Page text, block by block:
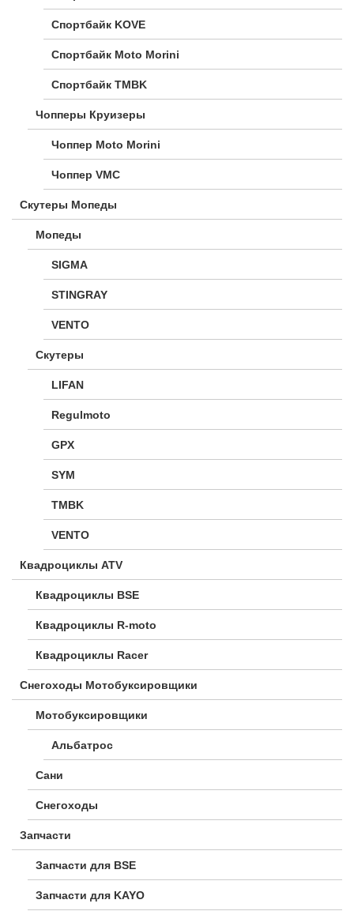
Спортбайк KOVE
Спортбайк Moto Morini
Спортбайк TMBK
Чопперы Круизеры
Чоппер Moto Morini
Чоппер VMC
Скутеры Мопеды
Мопеды
SIGMA
STINGRAY
VENTO
Скутеры
LIFAN
Regulmoto
GPX
SYM
TMBK
VENTO
Квадроциклы ATV
Квадроциклы BSE
Квадроциклы R-moto
Квадроциклы Racer
Снегоходы Мотобуксировщики
Мотобуксировщики
Альбатрос
Сани
Снегоходы
Запчасти
Запчасти для BSE
Запчасти для KAYO